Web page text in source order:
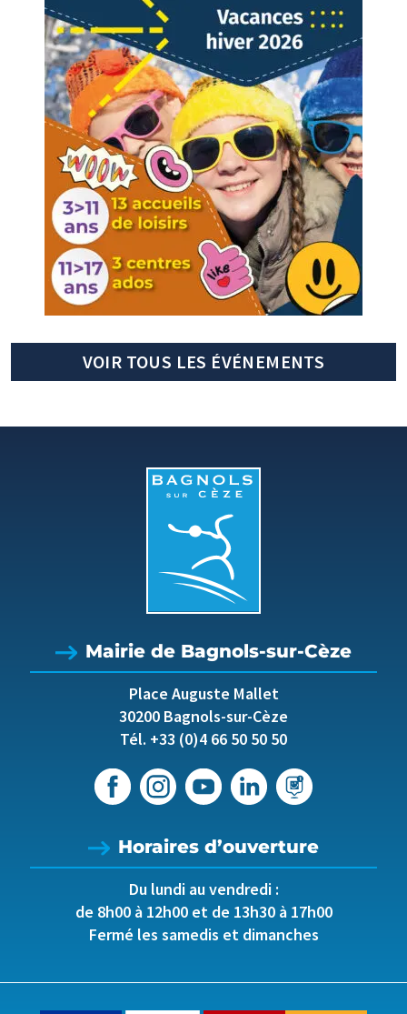
VOIR TOUS LES ÉVÉNEMENTS
Mairie de Bagnols-sur-Cèze
Place Auguste Mallet
30200 Bagnols-sur-Cèze
Tél. +33 (0)4 66 50 50 50
Horaires d’ouverture
Du lundi au vendredi :
de 8h00 à 12h00 et de 13h30 à 17h00
Fermé les samedis et dimanches